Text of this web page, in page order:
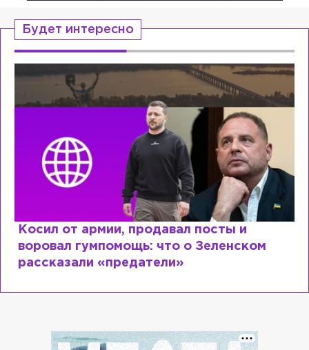
Будет интересно
Рыдает из-за мужа, но опять флиртует с
Лазаревым: как Лера Кудрявцева
сходит с ума